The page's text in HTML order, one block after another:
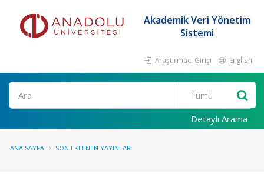
Akademik Veri Yönetim
Sistemi
Araştırmacı Girişi English
Ara
Detaylı Arama
ANA SAYFA SON EKLENEN YAYINLAR